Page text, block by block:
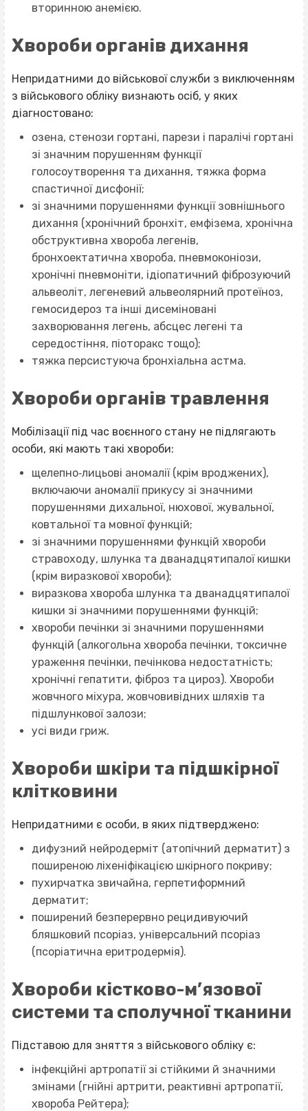
вторинною анемією.
Хвороби органів дихання
Непридатними до військової служби з виключенням
з військового обліку визнають осіб, у яких
діагностовано:
озена, стенози гортані, парези і паралічі гортані
зі значним порушенням функції
голосоутворення та дихання, тяжка форма
спастичної дисфонії;
зі значними порушеннями функції зовнішнього
дихання (хронічний бронхіт, емфізема, хронічна
обструктивна хвороба легенів,
бронхоектатична хвороба, пневмоконіози,
хронічні пневмоніти, ідіопатичний фіброзуючий
альвеоліт, легеневий альвеолярний протеїноз,
гемосидероз та інші дисеміновані
захворювання легень, абсцес легені та
середостіння, піоторакс тощо);
тяжка персистуюча бронхіальна астма.
Хвороби органів травлення
Мобілізації під час воєнного стану не підлягають
особи, які мають такі хвороби:
щелепно‐лицьові аномалії (крім вроджених),
включаючи аномалії прикусу зі значними
порушеннями дихальної, нюхової, жувальної,
ковтальної та мовної функцій;
зі значними порушеннями функцій хвороби
стравоходу, шлунка та дванадцятипалої кишки
(крім виразкової хвороби);
виразкова хвороба шлунка та дванадцятипалої
кишки зі значними порушеннями функцій;
хвороби печінки зі значними порушеннями
функцій (алкогольна хвороба печінки, токсичне
ураження печінки, печінкова недостатність;
хронічні гепатити, фіброз та цироз). Хвороби
жовчного міхура, жовчовивідних шляхів та
підшлункової залози;
усі види гриж.
Хвороби шкіри та підшкірної
клітковини
Непридатними є особи, в яких підтверджено:
дифузний нейродерміт (атопічний дерматит) з
поширеною ліхеніфікацією шкірного покриву;
пухирчатка звичайна, герпетиформний
дерматит;
поширений безперервно рецидивуючий
бляшковий псоріаз, універсальний псоріаз
(псоріатична еритродермія).
Хвороби кістково-м’язової
системи та сполучної тканини
Підставою для зняття з військового обліку є:
інфекційні артропатії зі стійкими й значними
змінами (гнійні артрити, реактивні артропатії,
хвороба Рейтера);